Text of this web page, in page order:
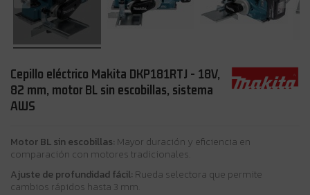
Cepillo eléctrico Makita DKP181RTJ - 18V,
82 mm, motor BL sin escobillas, sistema
AWS
Motor BL sin escobillas: Mayor duración y eficiencia en
comparación con motores tradicionales.
Ajuste de profundidad fácil: Rueda selectora que permite
cambios rápidos hasta 3 mm.